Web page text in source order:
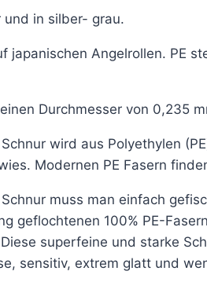
und in silber- grau.
japanischen Angelrollen. PE
Durchmesser von 0,235
wird aus Polyethylen
Modernen PE Fasern
muss man einfach
geflochtenen 100% PE-
superfeine und starke
sensitiv, extrem glatt und